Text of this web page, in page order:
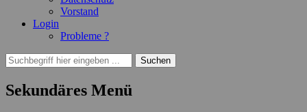
Vorstand
Login
Probleme ?
Suchen
Suchen
nach:
Sekundäres Menü